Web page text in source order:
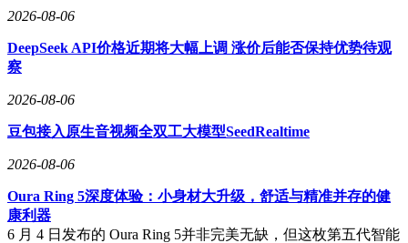
2026-08-06
DeepSeek API价格近期将大幅上调 涨价后能否保持优势待观
察
2026-08-06
豆包接入原生音视频全双工大模型SeedRealtime
2026-08-06
Oura Ring 5深度体验：小身材大升级，舒适与精准并存的健
康利器
6 月 4 日发布的 Oura Ring 5并非完美无缺，但这枚第五代智能